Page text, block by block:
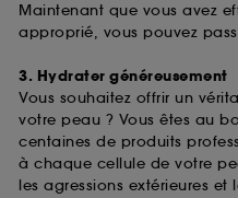
Maintenant que vous avez
approprié, vous pouvez
3. Hydrater généreusement
Vous souhaitez offrir un
votre peau ? Vous êtes au
centaines de produits
à chaque cellule de votre
les agressions extérieures et